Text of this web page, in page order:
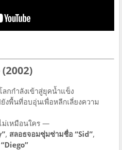
(2002)
ลกกำลังเข้าสู่ยุคน้ำแข็ง
พื้นที่อบอุ่นเพื่อหลีกเลี่ยงความ
เหมือนใคร —
, สลอธจอมซุ่มซ่ามชื่อ “Sid”,